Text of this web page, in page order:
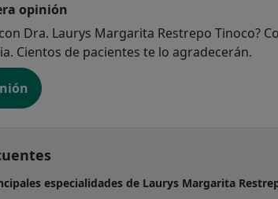
opinión
Dra. Laurys Margarita Restrepo Tinoco?
Cientos de pacientes te lo agradecerán.
especialidades de Laurys Margarita